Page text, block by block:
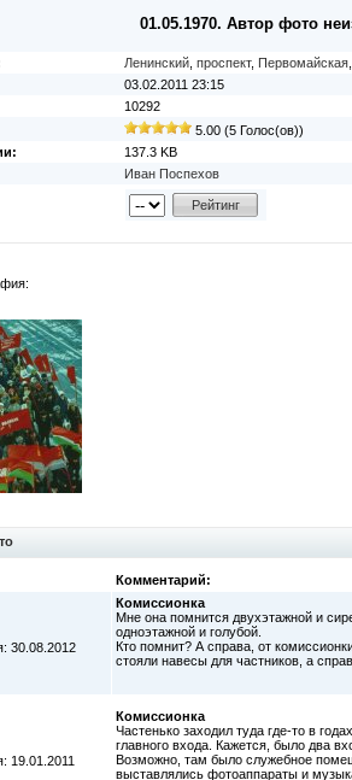
01.05.1970. Автор фото
Ленинский проспект, Первомайская
03.02.2011 23:15
10292
5.00 (5 Голос(ов))
137.3 KB
Иван Поспехов
Комментарий:
30.08.2012
Комиссионка
Мне она помнится двухэтажной и
одноэтажной и голубой.
Кто помнит? А справа, от
стояли навесы для частников, а
19.01.2011
Комиссионка
Частенько заходил туда где-то в
главного входа. Кажется, было два
Возможно, там было служебное
выставлялись фотоаппараты и